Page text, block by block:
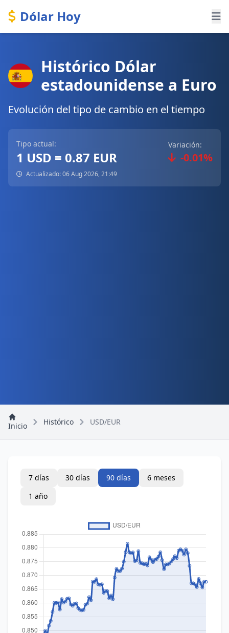
Dólar Hoy
Histórico Dólar
estadounidense a Euro
Evolución del tipo de cambio en el tiempo
Tipo actual:
1 USD = 0.87 EUR
Variación:
-0.01%
Actualizado: 06 Aug 2026, 21:49
Inicio Histórico USD/EUR
7 días 30 días 90 días
6 meses
1 año